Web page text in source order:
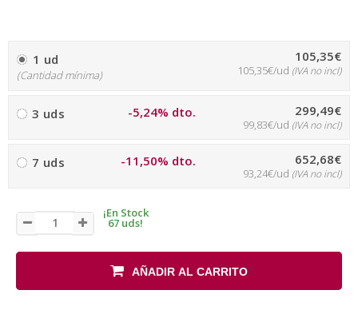
1 ud
(Cantidad mínima)
105,35€
105,35€/ud (IVA no incl)
3 uds -5,24% dto. 299,49€
99,83€/ud (IVA no incl)
7 uds -11,50% dto. 652,68€
93,24€/ud (IVA no incl)
¡En Stock
67 uds!
AÑADIR AL CARRITO